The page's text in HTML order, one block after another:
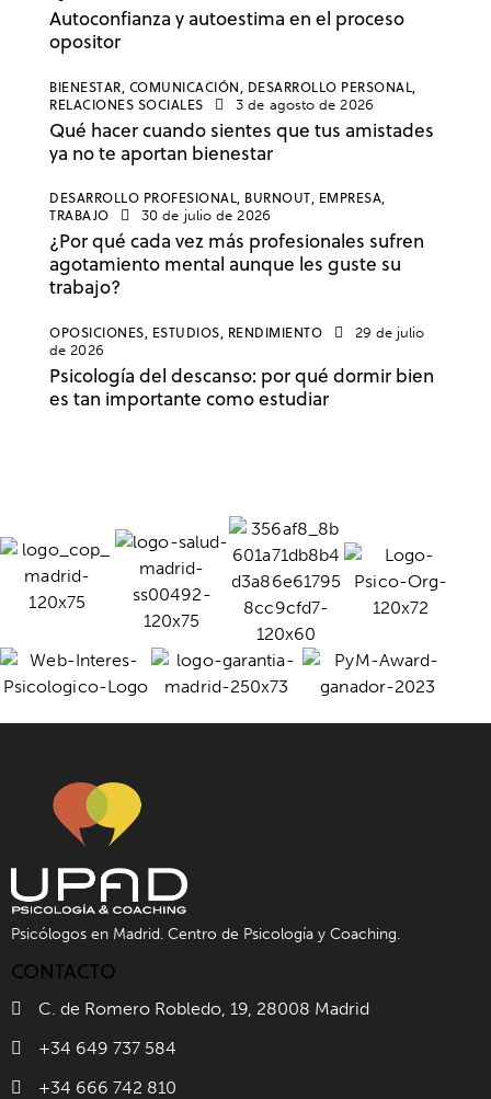
Autoconfianza y autoestima en el proceso
opositor
BIENESTAR, COMUNICACIÓN, DESARROLLO PERSONAL,
RELACIONES SOCIALES
3 de agosto de 2026
Qué hacer cuando sientes que tus amistades
ya no te aportan bienestar
DESARROLLO PROFESIONAL, BURNOUT, EMPRESA,
TRABAJO
30 de julio de 2026
¿Por qué cada vez más profesionales sufren
agotamiento mental aunque les guste su
trabajo?
OPOSICIONES, ESTUDIOS, RENDIMIENTO
29 de julio
de 2026
Psicología del descanso: por qué dormir bien
es tan importante como estudiar
Psicólogos en Madrid. Centro de Psicología y Coaching.
CONTACTO
C. de Romero Robledo, 19, 28008 Madrid
+34 649 737 584
+34 666 742 810